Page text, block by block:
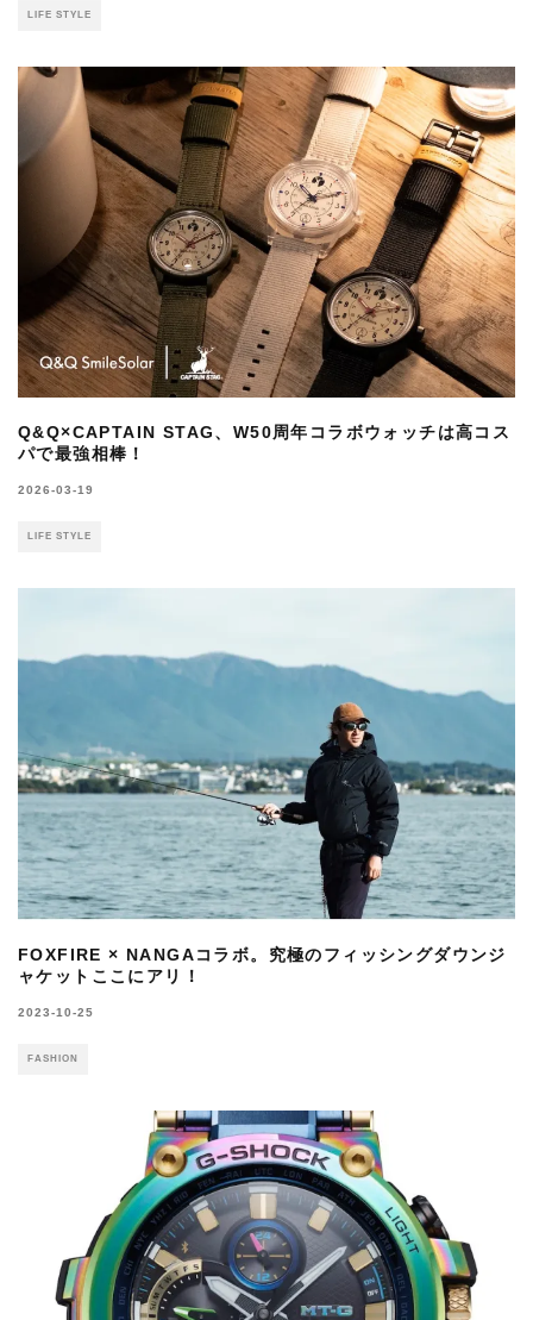
LIFE STYLE
Q&Q×CAPTAIN STAG、W50周年コラボウォッチは高コス
パで最強相棒！
2026-03-19
LIFE STYLE
FOXFIRE × NANGAコラボ。究極のフィッシングダウンジ
ャケットここにアリ！
2023-10-25
FASHION